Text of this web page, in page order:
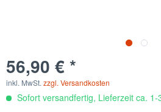
56,90 € *
inkl. MwSt. zzgl. Versandkosten
Sofort versandfertig, Lieferzeit ca. 1-